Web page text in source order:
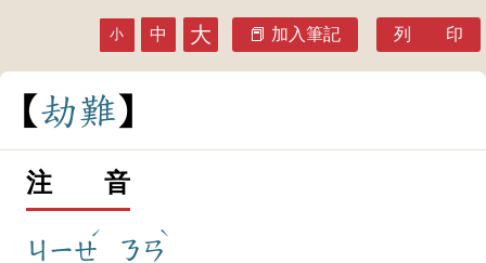
小 中 大 加入筆記 列 印
劫難
注 音
ㄐㄧㄝ
ˊ
ㄋㄢ
ˋ